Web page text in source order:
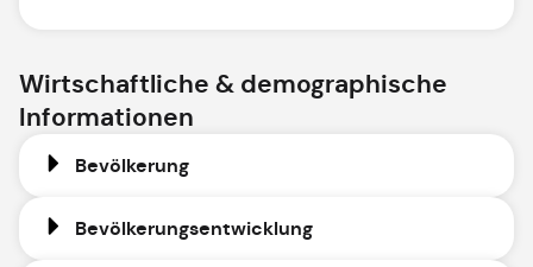
Wirtschaftliche & demographische
Informationen
Bevölkerung
Bevölkerungsentwicklung